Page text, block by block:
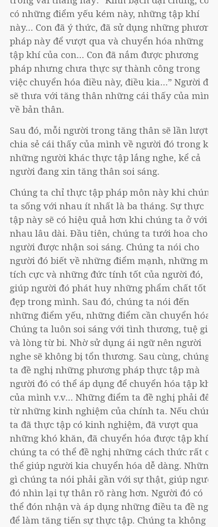
có những điểm yếu kém này, những tập khí
này… Con đã ý thức, đã sử dụng những phương
pháp này để vượt qua và chuyển hóa những
tập khí của con… Con đã nắm được phương
pháp nhưng chưa thực sự thành công trong
việc chuyển hóa điều này, điều kia…” Người đó
sẽ thưa với tăng thân những cái thấy của mình
về bản thân.
Sau đó, mỗi người trong tăng thân sẽ lần lượt
chia sẻ cái thấy của mình về người đó trong khi
những người khác thực tập lắng nghe, kể cả
người đang xin tăng thân soi sáng.
Chúng ta chỉ thực tập pháp môn này khi chúng
ta sống với nhau ít nhất là ba tháng. Sự thực
tập này sẽ có hiệu quả hơn khi chúng ta ở với
nhau lâu dài. Đầu tiên, chúng ta tưới hoa cho
người được nhận soi sáng. Chúng ta nói cho
người đó biết về những điểm mạnh, những mặt
tích cực và những đức tính tốt của người đó,
giúp người đó phát huy những phẩm chất tốt
đẹp trong mình. Sau đó, chúng ta nói đến
những điểm yếu, những điểm cần chuyển hóa.
Chúng ta luôn soi sáng với tình thương, tuệ giác
và lòng từ bi. Nhờ sử dụng ái ngữ nên người
nghe sẽ không bị tổn thương. Sau cùng, chúng
ta đề nghị những phương pháp thực tập mà
người đó có thể áp dụng để chuyển hóa tập khí
của mình v.v… Những điểm ta đề nghị phải đến
từ những kinh nghiệm của chính ta. Nếu chúng
ta đã thực tập có kinh nghiệm, đã vượt qua
những khó khăn, đã chuyển hóa được tập khí,
chúng ta có thể đề nghị những cách thức rất cụ
thể giúp người kia chuyển hóa dễ dàng. Những
gì chúng ta nói phải gần với sự thật, giúp người
đó nhìn lại tự thân rõ ràng hơn. Người đó có
thể đón nhận và áp dụng những điều ta đề nghị
để làm tăng tiến sự thực tập. Chúng ta không